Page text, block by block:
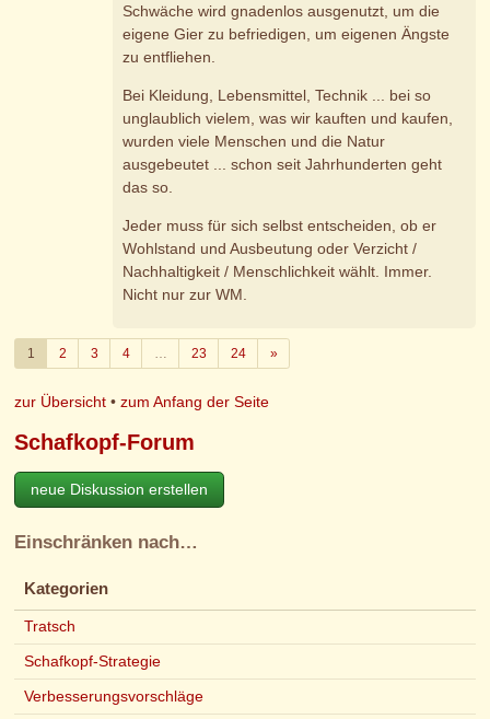
Schwäche wird gnadenlos ausgenutzt, um die
eigene Gier zu befriedigen, um eigenen Ängste
zu entfliehen.
Bei Kleidung, Lebensmittel, Technik ... bei so
unglaublich vielem, was wir kauften und kaufen,
wurden viele Menschen und die Natur
ausgebeutet ... schon seit Jahrhunderten geht
das so.
Jeder muss für sich selbst entscheiden, ob er
Wohlstand und Ausbeutung oder Verzicht /
Nachhaltigkeit / Menschlichkeit wählt. Immer.
Nicht nur zur WM.
1 2 3 4 23 24 »Weiter
zur Übersicht •zum Anfang der Seite
Schafkopf-Forum
neue Diskussion erstellen
Einschränken nach…
Kategorien
Tratsch
Schafkopf-Strategie
Verbesserungsvorschläge